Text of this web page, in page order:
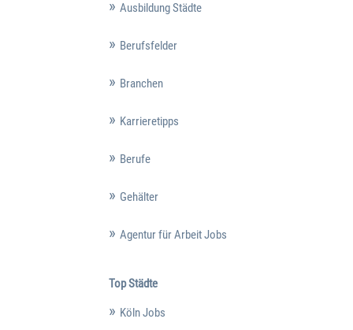
Ausbildung Städte
Berufsfelder
Branchen
Karrieretipps
Berufe
Gehälter
Agentur für Arbeit Jobs
Top Städte
Köln Jobs